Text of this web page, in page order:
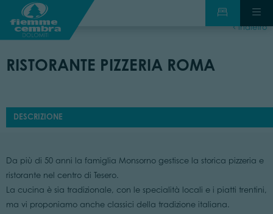
indietro
RISTORANTE PIZZERIA ROMA
DESCRIZIONE
Da più di 50 anni la famiglia Monsorno gestisce la storica pizzeria e
ristorante nel centro di Tesero.
La cucina è sia tradizionale, con le specialità locali e i piatti trentini,
ma vi proponiamo anche classici della tradizione italiana.